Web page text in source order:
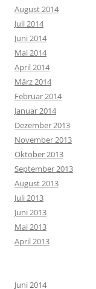
August 2014
Juli 2014
Juni 2014
Mai 2014
April 2014
März 2014
Februar 2014
Januar 2014
Dezember 2013
November 2013
Oktober 2013
September 2013
August 2013
Juli 2013
Juni 2013
Mai 2013
April 2013
Juni 2014